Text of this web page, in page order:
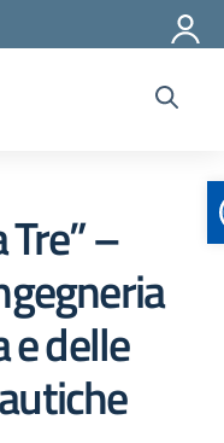
–
e delle